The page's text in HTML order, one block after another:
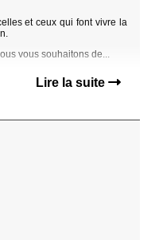
et ceux qui font vivre la
vous souhaitons de...
Lire la suite